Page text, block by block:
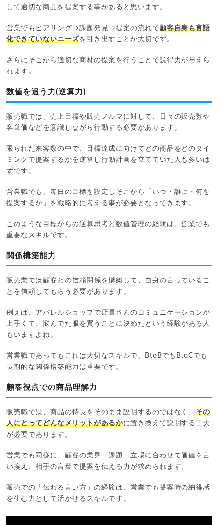
して適切な商品を提案する事があると思います。
営業でもヒアリング→課題発見→提案の流れで顧客自身も言語
化できていないニーズを引き出すことが大切です。
さらにそこから適切な商材の提案を行うことで説得力が与えら
れます。
数値を追う力(逆算力)
販売職では、売上目標や販売ノルマに対して、日々の販売数や
客単価などを意識しながら行動する必要があります。
限られた来客数の中で、目標達成に向けてどの商品をどのタイ
ミングで提案するかを逆算し行動計画を立てていた人も多いは
ずです。
営業職でも、毎日の目標を設定しそこから「いつ・誰に・何を
提案するか」を戦略的に考える事が必要となってきます。
このような目標からの逆算思考と数値管理の経験は、営業でも
重要なスキルです。
関係構築能力
販売業では顧客との信頼関係を構築して、自身の言っているこ
とを信頼してもらう必要があります。
例えば、アパレルショップで店員さんのコミュニケーションが
上手くて、悩んでた服を買うことに決めたという経験がある人
もいますよね。
営業職であってもこれは大切なスキルで、BtoBでもBtoCでも
長期的な関係構築能力は重要です。
顧客視点での商品理解力
販売職では、商品の特長をそのまま説明するのではなく、その
人にとってどんなメリットがあるかに置き換えて説明する工夫
が必要であります。
営業でも同様に、顧客の業界・課題・立場に合わせて価値を言
い換え、相手の言葉で提案を伝える力が求められます。
販売での「伝わる言い方」の経験は、営業でも提案時の納得感
を生む力として活かせるスキルです。